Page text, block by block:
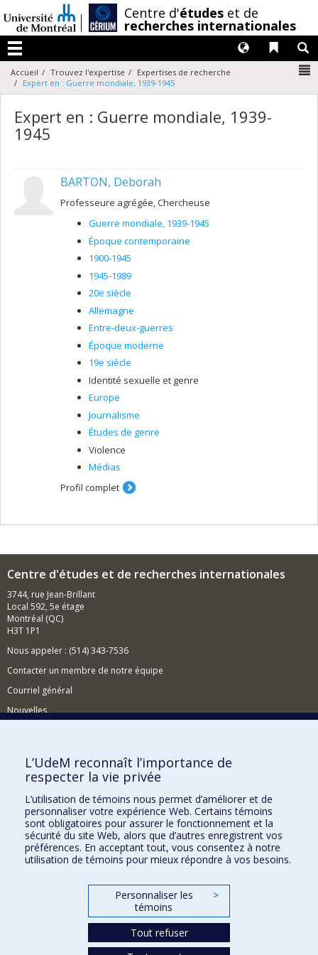
au
contenu
Centre d'études et de
recherches internationales
Menu
Liens
Langues
Accueil Trouvez l'expertise
Expertises de recherche
Expert en : Guerre mondiale, 1939-1945
Expert en : Guerre mondiale, 1939-
1945
BARTON, Deborah
Professeure agrégée, Chercheuse
Guerre mondiale, 1939-1945
Époque contemporaine
1900-1945
1945-1989
20e siècle
Allemagne
Entre-deux-guerres
Époque moderne
19e siècle
Identité sexuelle et genre
Europe
Journalisme
Études de genre
Violence
Médias
Profil complet
Centre d'études et de recherches internationales
3744, rue Jean-Brillant
Local 592, 5e étage
Montréal (QC)
H3T 1P1
Nous appeler : (514) 343-7536
Contacter un membre de notre équipe
Courriel général
Nouvelles
Comment soutenir le CÉRIUM?
BESOIN D'AIDE?
Plan du site
Signaler une erreur
Accessibilité
FACULTÉ DES ARTS ET DES SCIENCES
Nos départements et écoles
L’UdeM reconnaît l’importance de
respecter la vie privée
L’utilisation de témoins nous permet d’améliorer et de
personnaliser votre expérience Web. Certains témoins
sont obligatoires pour assurer le fonctionnement et la
sécurité du site Web, alors que d’autres enregistrent vos
préférences. En acceptant tout, vous consentez à notre
utilisation de témoins pour mieux répondre à vos besoins.
Personnaliser les
témoins
>
Tout refuser